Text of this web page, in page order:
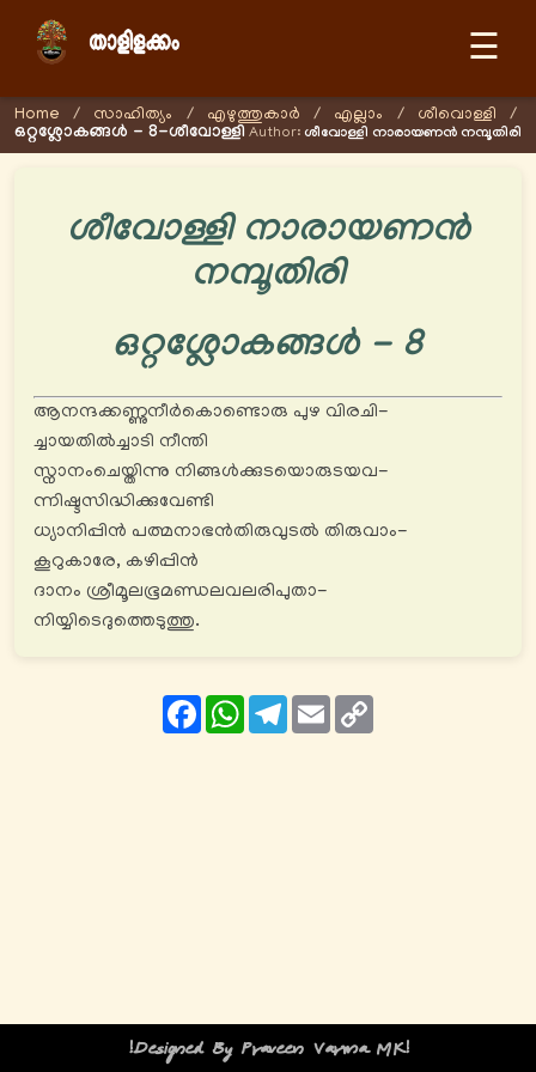
☰
Home / സാഹിത്യം / എഴുത്തുകാര്‍ / എല്ലാം / ശീവൊള്ളി /
ഒറ്റശ്ലോകങ്ങൾ - 8-ശീവോള്ളി Author: ശീവോള്ളി നാരായണന്‍ നമ്പൂതിരി
ശീവോള്ളി നാരായണന്‍
നമ്പൂതിരി
ഒറ്റശ്ലോകങ്ങൾ - 8
ആനന്ദക്കണ്ണുനീർകൊണ്ടൊരു പുഴ വിരചി-
ച്ചായതിൽച്ചാടി നീന്തി
സ്നാനംചെയ്തിന്നു നിങ്ങൾക്കുടയൊരുടയവ-
ന്നിഷ്ടസിദ്ധിക്കുവേണ്ടി
ധ്യാനിപ്പിൻ പത്മനാഭൻതിരുവുടൽ തിരുവാം-
കൂറുകാരേ, കഴിപ്പിൻ
ദാനം ശ്രീമൂലഭൂമണ്ഡലവലരിപുതാ-
നിയ്യിടെദുത്തെടുത്തു.
FacebookWhatsAppTelegram
Email
!Designed By Praveen Varma MK!